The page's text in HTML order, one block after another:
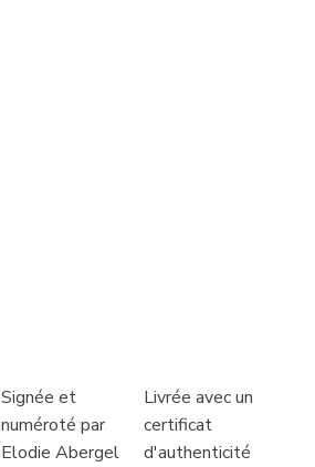
Signée et
numéroté par
Elodie Abergel
Livrée avec un
certificat
d'authenticité